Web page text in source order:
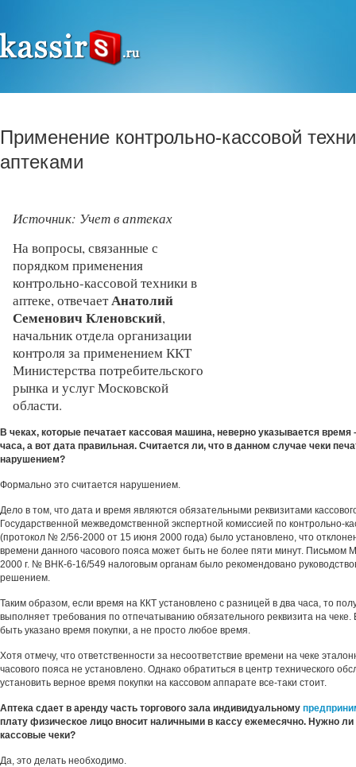
Применение контрольно-кассовой
аптеками
Источник: Учет в аптеках
На вопросы, связанные с
порядком применения
контрольно-кассовой техники в
аптеке, отвечаетАнатолий
Семенович Кленовский,
начальник отдела организации
контроля за применением ККТ
Министерства потребительского
рынка и услуг Московской
области.
В чеках, которые печатает кассовая машина, неверно указывается время
часа, а вот дата правильная. Считается ли, что в данном случае чеки
нарушением?
Формально это считается нарушением.
Дело в том, что дата и время являются обязательными реквизитами
Государственной межведомственной экспертной комиссией по контрольно-
(протокол № 2/56-2000 от 15 июня 2000 года) было установлено, что
времени данного часового пояса может быть не более пяти минут. Письмом
2000 г. № ВНК-6-16/549 налоговым органам было рекомендовано
решением.
Таким образом, если время на ККТ установлено с разницей в два часа, то
выполняет требования по отпечатыванию обязательного реквизита на чеке.
быть указано время покупки, а не просто любое время.
Хотя отмечу, что ответственности за несоответствие времени на чеке
часового пояса не установлено. Однако обратиться в центр технического
установить верное время покупки на кассовом аппарате все-таки стоит.
Аптека сдает в аренду часть торгового зала индивидуальному
плату физическое лицо вносит наличными в кассу ежемесячно. Нужно
кассовые чеки?
Да, это делать необходимо.